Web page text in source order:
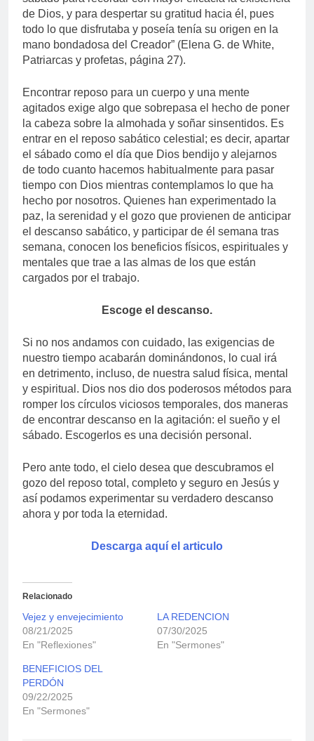
de Dios, y para despertar su gratitud hacia él, pues
todo lo que disfrutaba y poseía tenía su origen en la
mano bondadosa del Creador” (Elena G. de White,
Patriarcas y profetas, página 27).
Encontrar reposo para un cuerpo y una mente
agitados exige algo que sobrepasa el hecho de poner
la cabeza sobre la almohada y soñar sinsentidos. Es
entrar en el reposo sabático celestial; es decir, apartar
el sábado como el día que Dios bendijo y alejarnos
de todo cuanto hacemos habitualmente para pasar
tiempo con Dios mientras contemplamos lo que ha
hecho por nosotros. Quienes han experimentado la
paz, la serenidad y el gozo que provienen de anticipar
el descanso sabático, y participar de él semana tras
semana, conocen los beneficios físicos, espirituales y
mentales que trae a las almas de los que están
cargados por el trabajo.
Escoge el descanso.
Si no nos andamos con cuidado, las exigencias de
nuestro tiempo acabarán dominándonos, lo cual irá
en detrimento, incluso, de nuestra salud física, mental
y espiritual. Dios nos dio dos poderosos métodos para
romper los círculos viciosos temporales, dos maneras
de encontrar descanso en la agitación: el sueño y el
sábado. Escogerlos es una decisión personal.
Pero ante todo, el cielo desea que descubramos el
gozo del reposo total, completo y seguro en Jesús y
así podamos experimentar su verdadero descanso
ahora y por toda la eternidad.
Descarga aquí el articulo
Relacionado
Vejez y envejecimiento
08/21/2025
En "Reflexiones"
LA REDENCION
07/30/2025
En "Sermones"
BENEFICIOS DEL
PERDÓN
09/22/2025
En "Sermones"